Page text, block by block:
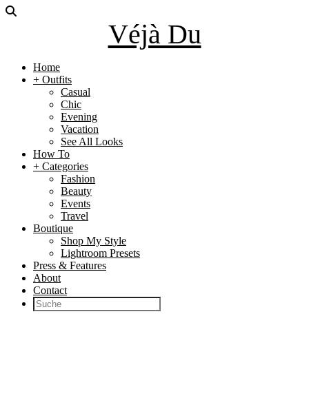
Véjà Du
Home
+ Outfits
Casual
Chic
Evening
Vacation
See All Looks
How To
+ Categories
Fashion
Beauty
Events
Travel
Boutique
Shop My Style
Lightroom Presets
Press & Features
About
Contact